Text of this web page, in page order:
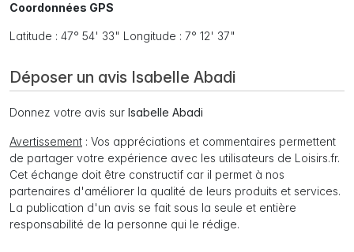
Coordonnées GPS
Latitude : 47° 54' 33" Longitude : 7° 12' 37"
Déposer un avis Isabelle Abadi
Donnez votre avis sur Isabelle Abadi
Avertissement : Vos appréciations et commentaires permettent
de partager votre expérience avec les utilisateurs de Loisirs.fr.
Cet échange doit être constructif car il permet à nos
partenaires d'améliorer la qualité de leurs produits et services.
La publication d'un avis se fait sous la seule et entière
responsabilité de la personne qui le rédige.